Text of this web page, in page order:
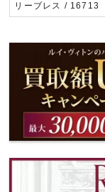
リーブレス / 16713